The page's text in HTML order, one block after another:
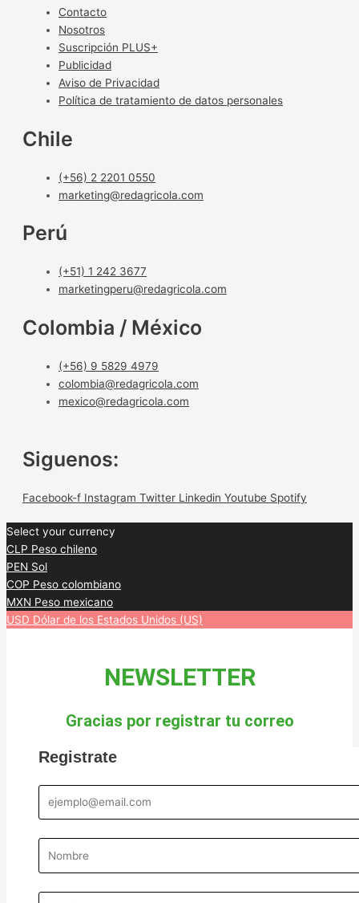
Contacto
Nosotros
Suscripción PLUS+
Publicidad
Aviso de Privacidad
Política de tratamiento de datos personales
Chile
(+56) 2 2201 0550
marketing@redagricola.com
Perú
(+51) 1 242 3677
marketingperu@redagricola.com
Colombia / México
(+56) 9 5829 4979
colombia@redagricola.com
mexico@redagricola.com
Siguenos:
Facebook-f Instagram Twitter Linkedin Youtube Spotify
Select your currency
CLP Peso chileno
PEN Sol
COP Peso colombiano
MXN Peso mexicano
USD Dólar de los Estados Unidos (US)
NEWSLETTER
Gracias por registrar tu correo
Registrate